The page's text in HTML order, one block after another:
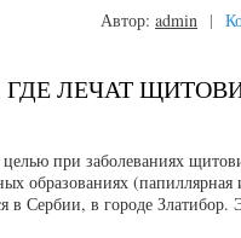
Автор: admin |
ГДЕ ЛЕЧАТ
при заболеваниях
образованиях (папиллярная
в Сербии, в городе Златибор.